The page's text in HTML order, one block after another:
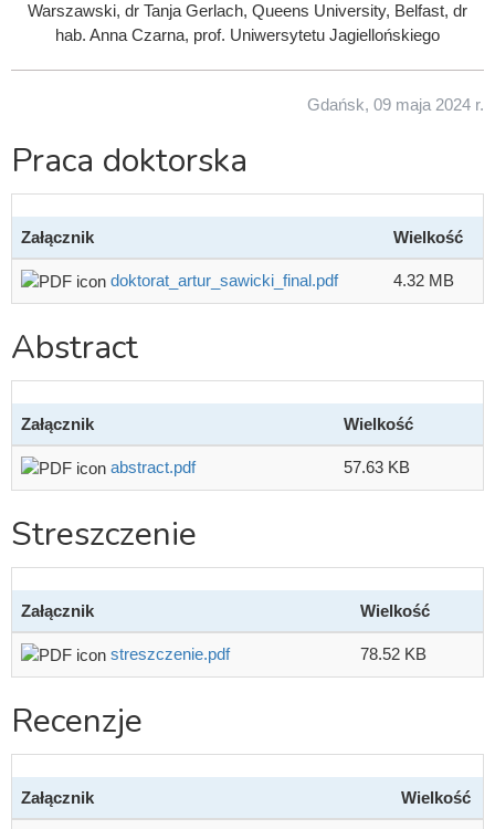
Warszawski, dr Tanja Gerlach, Queens University, Belfast, dr
hab. Anna Czarna, prof. Uniwersytetu Jagiellońskiego
Gdańsk, 09 maja 2024 r.
Praca doktorska
Załącznik Wielkość
doktorat_artur_sawicki_final.pdf 4.32 MB
Abstract
Załącznik Wielkość
abstract.pdf 57.63 KB
Streszczenie
Załącznik Wielkość
streszczenie.pdf 78.52 KB
Recenzje
Załącznik Wielkość